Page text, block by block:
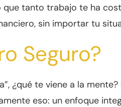
tanto trabajo te ha
sin importar tu
Seguro?
¿qué te viene a la
eso: un enfoque